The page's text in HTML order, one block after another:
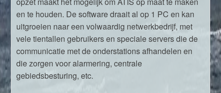
en te houden. De software draait al op 1 PC en kan
uitgroeien naar een volwaardig netwerkbedrijf, met
vele tientallen gebruikers en speciale servers die de
communicatie met de onderstations afhandelen en
die zorgen voor alarmering, centrale
gebiedsbesturing, etc.